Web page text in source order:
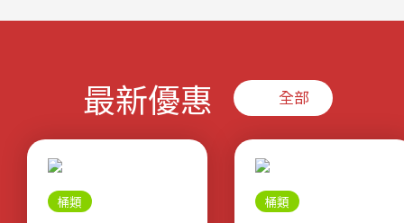
最新優惠 全部
桶類 桶類